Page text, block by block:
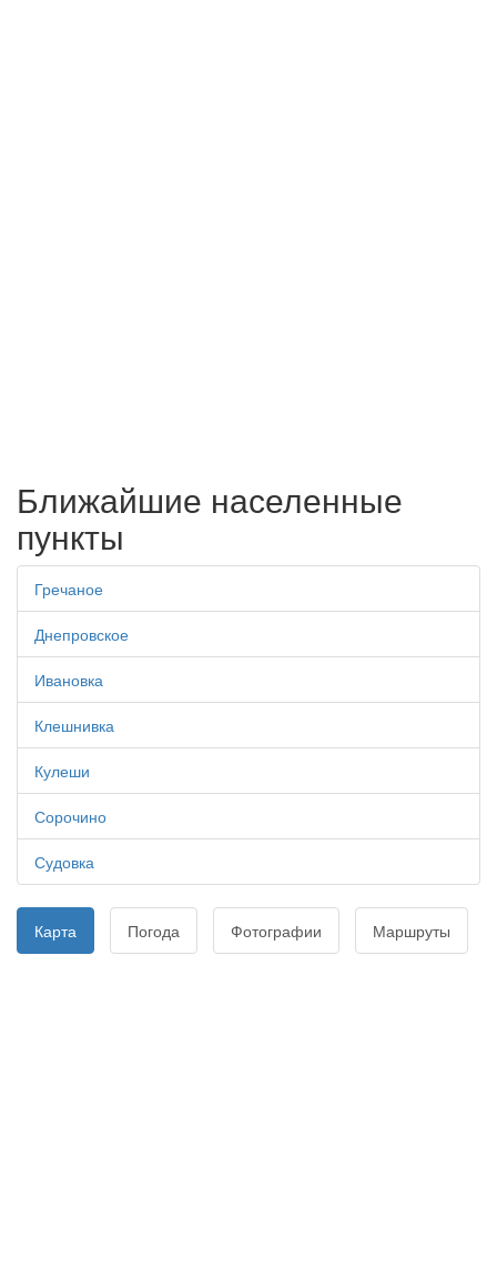
Ближайшие населенные
пункты
Гречаное
Днепровское
Ивановка
Клешнивка
Кулеши
Сорочино
Судовка
Карта Погода Фотографии Маршруты